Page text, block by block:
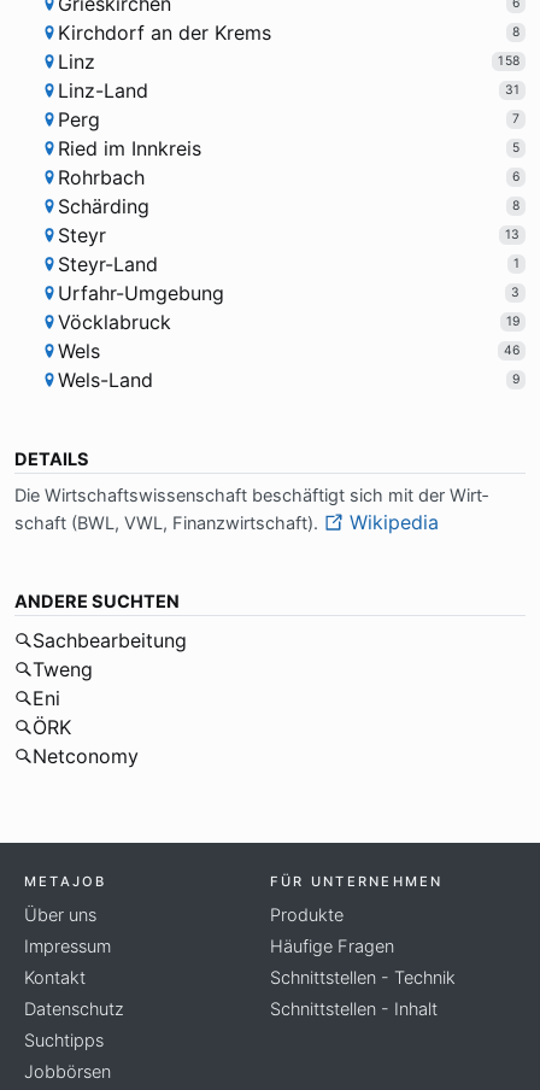
6
Kirchdorf an der Krems 8
Linz 158
Linz-Land 31
Perg 7
Ried im Innkreis 5
Rohrbach 6
Schärding 8
Steyr 13
Steyr-Land 1
Urfahr-Umgebung 3
Vöcklabruck 19
Wels 46
Wels-Land 9
DETAILS
Die Wirt­schafts­wis­sen­schaft be­schäf­tigt sich mit der Wirt­
schaft (BWL, VWL, Fi­nanz­wirt­schaft).
Wikipedia
ANDERE SUCHTEN
Sachbearbeitung
Tweng
Eni
ÖRK
Netconomy
METAJOB
Über uns
Impressum
Kontakt
Datenschutz
Suchtipps
Jobbörsen
FÜR UNTERNEHMEN
Produkte
Häufige Fragen
Schnittstellen - Technik
Schnittstellen - Inhalt